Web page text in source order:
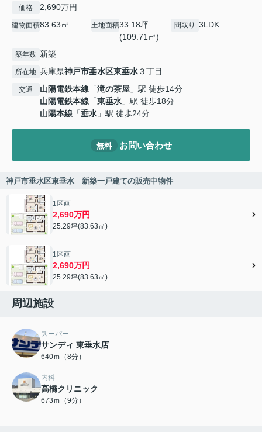
価格 2,690万円
建物面積83.63㎡ 土地面積33.18坪
(109.71㎡)
間取り 3LDK
築年数 新築
所在地 兵庫県神戸市垂水区東垂水３丁目
交通 山陽電鉄本線 「滝の茶屋 」駅 徒歩14分
山陽電鉄本線 「東垂水 」駅 徒歩18分
山陽本線 「垂水 」駅 徒歩24分
無料 お問い合わせ
神戸市垂水区東垂水 新築一戸建ての販売中物件
1区画
2,690万円
25.29坪(83.63㎡)
1区画
2,690万円
25.29坪(83.63㎡)
周辺施設
スーパー
サンディ 東垂水店
640ｍ（8分）
内科
高橋クリニック
673ｍ（9分）